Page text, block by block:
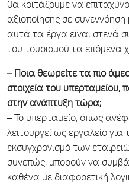
θα κοιτάξουμε να
αξιοποίησης σε συνεννόηση
αυτά τα έργα είναι στενά
του τουρισμού τα επόμενα
– Ποια θεωρείτε τα πιο
στοιχεία του
στην ανάπτυξη τώρα;
– Το υπερταμείο, όπως
λειτουργεί ως εργαλείο
εκσυγχρονισμό των
συνεπώς, μπορούν να
καθένα με διαφορετική